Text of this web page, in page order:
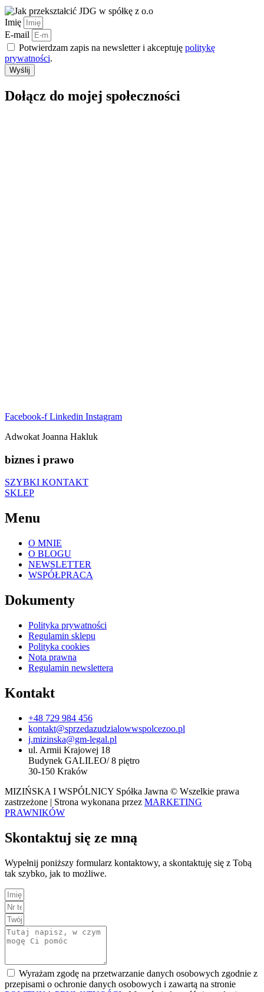
Imię
E-mail
Potwierdzam zapis na newsletter i akceptuję politykę
prywatności.
Wyślij
Dołącz do mojej społeczności
Facebook-f Linkedin Instagram
Adwokat Joanna Hakluk
biznes i prawo
SZYBKI KONTAKT
SKLEP
Menu
O MNIE
O BLOGU
NEWSLETTER
WSPÓŁPRACA
Dokumenty
Polityka prywatności
Regulamin sklepu
Polityka cookies
Nota prawna
Regulamin newslettera
Kontakt
+48 729 984 456
kontakt@sprzedazudzialowwspolcezoo.pl
j.mizinska@gm-legal.pl
ul. Armii Krajowej 18
Budynek GALILEO/ 8 piętro
30-150 Kraków
MIZIŃSKA I WSPÓLNICY Spółka Jawna © Wszelkie prawa
zastrzeżone | Strona wykonana przez MARKETING
PRAWNIKÓW
Skontaktuj się ze mną
Wypełnij poniższy formularz kontaktowy, a skontaktuję się z Tobą
tak szybko, jak to możliwe.
Wyrażam zgodę na przetwarzanie danych osobowych zgodnie z
przepisami o ochronie danych osobowych i zawartą na stronie